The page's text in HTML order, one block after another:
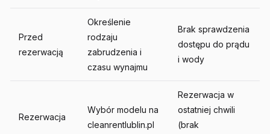
Przed
rezerwacją
Określenie
rodzaju
zabrudzenia i
czasu wynajmu
Brak sprawdzenia
dostępu do prądu
i wody
Rezerwacja
Wybór modelu na
cleanrentlublin.pl
Rezerwacja w
ostatniej chwili
(brak